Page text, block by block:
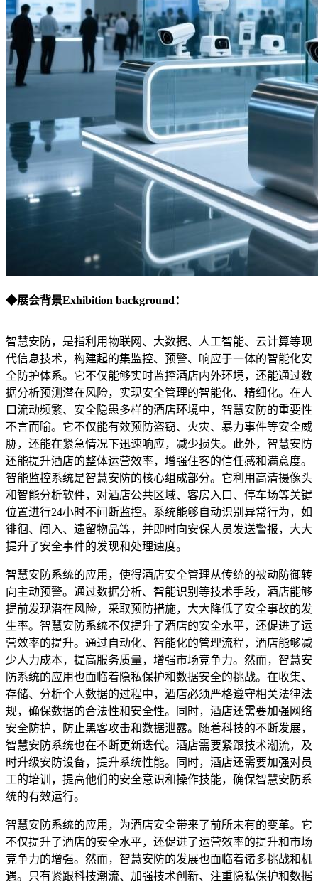
◆展会背景Exhibition background：
智慧安防，是指利用物联网、大数据、人工智能、云计算等现
代信息技术，构建起的集监控、预警、响应于一体的智能化安
全防护体系。它不仅能够实时监控酒店内外环境，还能通过数
据分析预测潜在风险，实现安全管理的智能化、精细化。在人
口流动频繁、安全隐患多样的酒店环境中，智慧安防的重要性
不言而喻。它不仅能有效预防盗窃、火灾、暴力事件等安全威
胁，还能在紧急情况下迅速响应，减少损失。此外，智慧安防
还能提升酒店的整体运营效率，增强住客的信任感和满意度。
智能监控系统是智慧安防的核心组成部分。它利用高清摄像头
和智能分析软件，对酒店公共区域、客房入口、停车场等关键
位置进行24小时不间断监控。系统能够自动识别异常行为，如
徘徊、闯入、遗留物品等，并即时向安保人员发送警报，大大
提升了安全事件的发现和处理速度。
智慧安防系统的应用，使得酒店安全管理从传统的被动防御转
向主动预警。通过数据分析、智能识别等技术手段，酒店能够
提前发现潜在风险，采取预防措施，大大降低了安全事故的发
生率。智慧安防系统不仅提升了酒店的安全水平，还促进了运
营效率的提升。通过自动化、智能化的管理流程，酒店能够减
少人力成本，提高服务质量，增强市场竞争力。然而，智慧安
防系统的应用也面临着隐私保护和数据安全的挑战。在收集、
存储、分析个人数据的过程中，酒店必须严格遵守相关法律法
规，确保数据的合法性和安全性。同时，酒店还需要加强网络
安全防护，防止黑客攻击和数据泄露。随着科技的不断发展，
智慧安防系统也在不断更新迭代。酒店需要紧跟技术潮流，及
时升级安防设备，提升系统性能。同时，酒店还需要加强对员
工的培训，提高他们的安全意识和操作技能，确保智慧安防系
统的有效运行。
智慧安防系统的应用，为酒店安全带来了前所未有的变革。它
不仅提升了酒店的安全水平，还促进了运营效率的提升和市场
竞争力的增强。然而，智慧安防的发展也面临着诸多挑战和机
遇。只有紧跟科技潮流、加强技术创新、注重隐私保护和数据